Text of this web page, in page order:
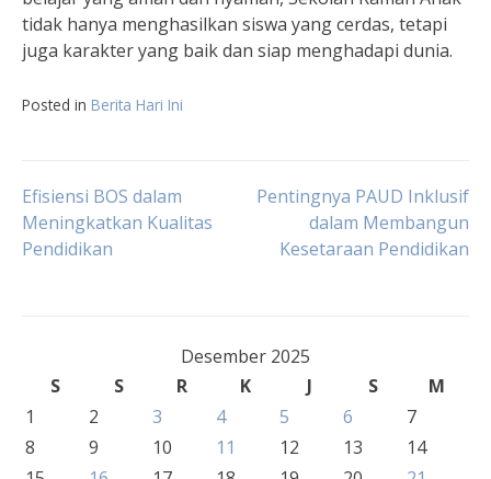
tidak hanya menghasilkan siswa yang cerdas, tetapi
juga karakter yang baik dan siap menghadapi dunia.
Posted in Berita Hari Ini
Navigasi
pos
Efisiensi BOS dalam
Meningkatkan Kualitas
Pendidikan
Pentingnya PAUD Inklusif
dalam Membangun
Kesetaraan Pendidikan
Desember 2025
S
S R K J S
M
1
2 3 4 5 6
7
8
9 10 11 12 13
14